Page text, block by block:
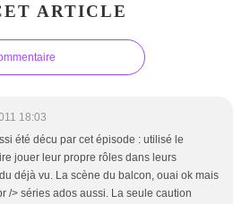
ARTICLE
18:03
été décu par cet épisode : utilisé le
jouer leur propre rôles dans leurs
déjà vu. La scène du balcon, ouai ok mais
/> séries ados aussi. La seule caution